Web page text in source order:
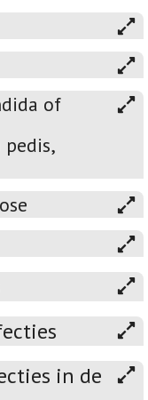
of
in de